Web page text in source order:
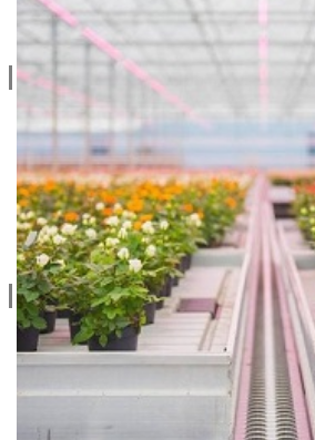
Mapa
Kontakt info
065/202-52-02
Ive Lole Ribara 65, 22406 Irig
Srbija
Kontaktirajte nas
Social
facebook